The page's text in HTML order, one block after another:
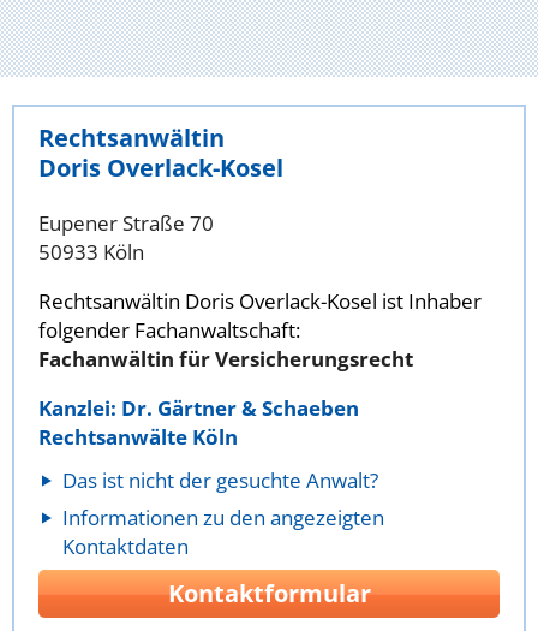
Rechtsanwältin
Doris Overlack-Kosel
Eupener Straße 70
50933 Köln
Rechtsanwältin Doris Overlack-Kosel ist Inhaber
folgender Fachanwaltschaft:
Fachanwältin für Versicherungsrecht
Kanzlei: Dr. Gärtner & Schaeben
Rechtsanwälte Köln
Das ist nicht der gesuchte Anwalt?
Informationen zu den angezeigten
Kontaktdaten
Kontaktformular